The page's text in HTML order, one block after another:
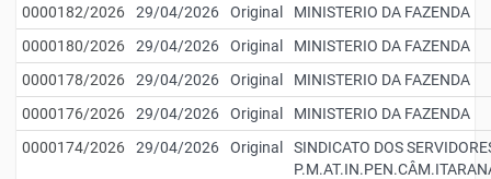
0000182/2026
29/04/2026 Original
MINISTERIO DA FAZENDA
0000180/2026
29/04/2026 Original
MINISTERIO DA FAZENDA
0000178/2026
29/04/2026 Original
MINISTERIO DA FAZENDA
0000176/2026
29/04/2026 Original
MINISTERIO DA FAZENDA
0000174/2026
29/04/2026 Original
SINDICATO DOS